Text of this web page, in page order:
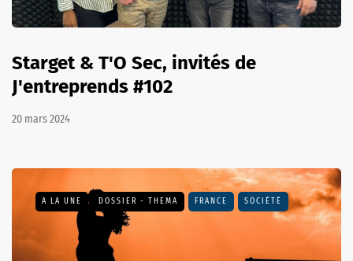
Starget & T'O Sec, invités de
J'entreprends #102
20 mars 2024
A LA UNE DOSSIER - THEMA FRANCE SOCIÉTÉ